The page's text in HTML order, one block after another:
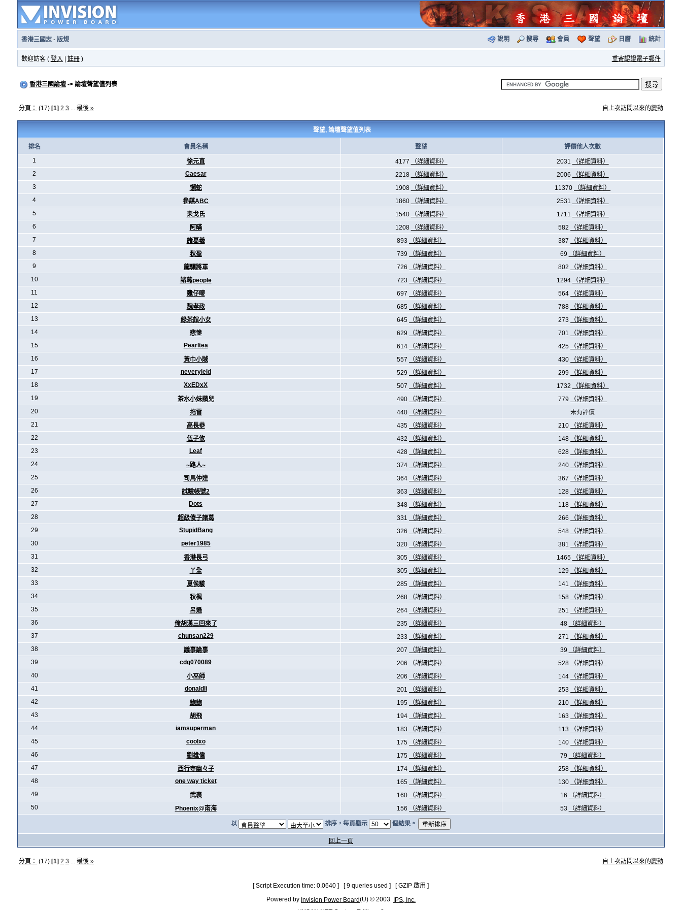
香港三國志· 版規 說明 搜尋 會員 聲望 日曆 統計
歡迎訪客 ( 登入 註冊) 重寄認證電子郵件
香港三國論壇-> 論壇聲望值列表
分頁： (17) [1] 2 3... 最後 » 自上次訪問以來的變動
聲望, 論壇聲望值列表
排名 會員名稱 聲望
評價他人次數
1
徐元直 4177 （詳細資料） 2031
（詳細資料）
2
Caesar 2218 （詳細資料） 2006
（詳細資料）
3
懶蛇 1908 （詳細資料） 11370
（詳細資料）
4
參謀ABC 1860 （詳細資料） 2531
（詳細資料）
5
耒戈氏 1540 （詳細資料） 1711
（詳細資料）
6
阿暪 1208 （詳細資料） 582
（詳細資料）
7
諸葛羲 893 （詳細資料） 387
（詳細資料）
8
秋盈 739 （詳細資料） 69
（詳細資料）
9
龍驤將軍 726 （詳細資料） 802
（詳細資料）
10
諸葛people 723 （詳細資料） 1294
（詳細資料）
11
雞仔嘜 697 （詳細資料） 564
（詳細資料）
12
魏孝政 685 （詳細資料） 788
（詳細資料）
13
綠茶館小女 645 （詳細資料） 273
（詳細資料）
14
悲慘 629 （詳細資料） 701
（詳細資料）
15
Pearltea 614 （詳細資料） 425
（詳細資料）
16
黃巾小賊 557 （詳細資料） 430
（詳細資料）
17
neveryield 529 （詳細資料） 299
（詳細資料）
18
XxEDxX 507 （詳細資料） 1732
（詳細資料）
19
茶水小妹蘋兒 490 （詳細資料） 779
（詳細資料）
20
拖雷 440 （詳細資料）
未有評價
21
高長恭 435 （詳細資料） 210
（詳細資料）
22
伍子攸 432 （詳細資料） 148
（詳細資料）
23
Leaf 428 （詳細資料） 628
（詳細資料）
24
~路人~ 374 （詳細資料） 240
（詳細資料）
25
司馬仲達 364 （詳細資料） 367
（詳細資料）
26
試驗帳號2 363 （詳細資料） 128
（詳細資料）
27
Dots 348 （詳細資料） 118
（詳細資料）
28
超級傻子諸葛 331 （詳細資料） 266
（詳細資料）
29
StupidBang 326 （詳細資料） 548
（詳細資料）
30
peter1985 320 （詳細資料） 381
（詳細資料）
31
香港長弓 305 （詳細資料） 1465
（詳細資料）
32
丫全 305 （詳細資料） 129
（詳細資料）
33
夏侯駿 285 （詳細資料） 141
（詳細資料）
34
秋楓 268 （詳細資料） 158
（詳細資料）
35
呂遜 264 （詳細資料） 251
（詳細資料）
36
俺胡漢三回來了 235 （詳細資料） 48
（詳細資料）
37
chunsan229 233 （詳細資料） 271
（詳細資料）
38
議事論事 207 （詳細資料） 39
（詳細資料）
39
cdg070089 206 （詳細資料） 528
（詳細資料）
40
小巫師 206 （詳細資料） 144
（詳細資料）
41
donaldli 201 （詳細資料） 253
（詳細資料）
42
鮑鮑 195 （詳細資料） 210
（詳細資料）
43
胡飛 194 （詳細資料） 163
（詳細資料）
44
iamsuperman 183 （詳細資料） 113
（詳細資料）
45
coolxo 175 （詳細資料） 140
（詳細資料）
46
劉雄偉 175 （詳細資料） 79
（詳細資料）
47
西行寺幽々子 174 （詳細資料） 258
（詳細資料）
48
one way ticket 165 （詳細資料） 130
（詳細資料）
49
武襄 160 （詳細資料） 16
（詳細資料）
50
Phoenix@南海 156 （詳細資料） 53 （詳細資料）
以 排序，每頁顯示 個結果。
回上一頁
分頁： (17) [1] 2 3... 最後 » 自上次訪問以來的變動
[ Script Execution time: 0.0640 ] [ 9 queries used ] [ GZIP 啟用 ]
Powered by Invision Power Board(U) © 2003
IPS, Inc.